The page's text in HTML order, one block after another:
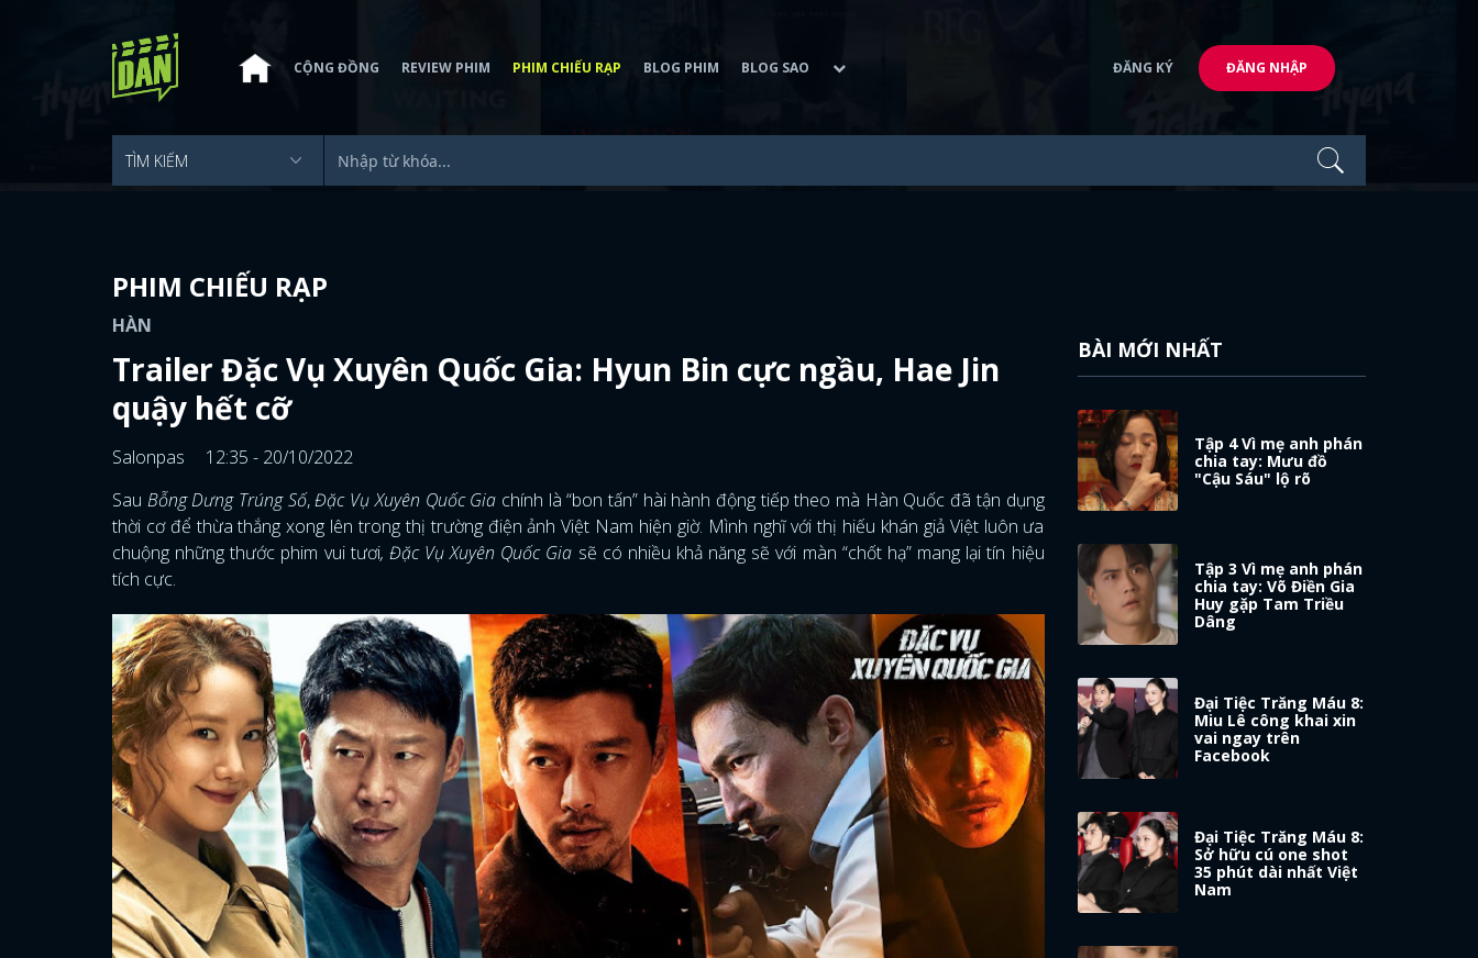
CỘNG ĐỒNG REVIEW PHIM PHIM CHIẾU RẠP BLOG PHIM BLOG SAO ĐĂNG KÝ ĐĂNG NHẬP
PHIM CHIẾU RẠP
HÀN
Trailer Đặc Vụ Xuyên Quốc Gia: Hyun Bin cực ngầu, Hae Jin
quậy hết cỡ
Salonpas
12:35 - 20/10/2022
Sau Bỗng Dưng Trúng Số,Đặc Vụ Xuyên Quốc Gia chính là “bon tấn” hài hành động tiếp theo mà Hàn Quốc đã tận dụng
thời cơ để thừa thắng xong lên trong thị trường điện ảnh Việt Nam hiện giờ. Mình nghĩ với thị hiếu khán giả Việt luôn ưa
chuộng những thước phim vui tươi, Đặc Vụ Xuyên Quốc Gia sẽ có nhiều khả năng sẽ với màn “chốt hạ” mang lại tín hiệu
tích cực.
BÀI MỚI NHẤT
Tập 4 Vì mẹ anh phán
chia tay: Mưu đồ
"Cậu Sáu" lộ rõ
Tập 3 Vì mẹ anh phán
chia tay: Võ Điền Gia
Huy gặp Tam Triều
Dâng
Đại Tiệc Trăng Máu 8:
Miu Lê công khai xin
vai ngay trên
Facebook
Đại Tiệc Trăng Máu 8:
Sở hữu cú one shot
35 phút dài nhất Việt
Nam